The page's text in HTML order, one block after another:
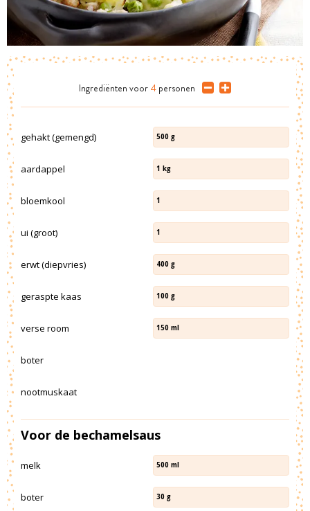
Ingrediënten voor 4 personen
gehakt (gemengd) 500 g
aardappel 1 kg
bloemkool 1
ui (groot) 1
erwt (diepvries) 400 g
geraspte kaas 100 g
verse room 150 ml
boter
nootmuskaat
Voor de bechamelsaus
melk 500 ml
boter 30 g